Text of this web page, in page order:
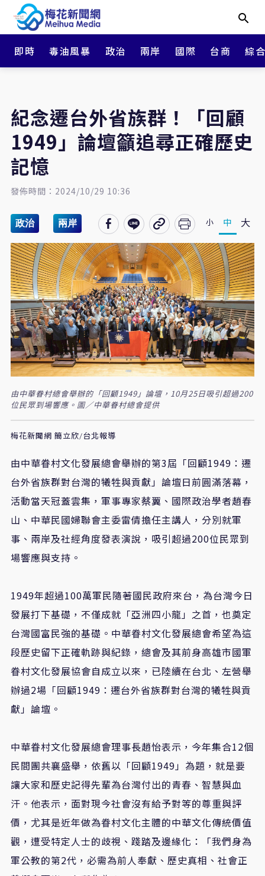
即時 毒油風暴 政治 兩岸 國際 台商 綜
紀念遷台外省族群！「回顧
1949」論壇籲追尋正確歷史
記憶
發佈時間：2024/10/29 10:36
政治 兩岸 小 中 大
由中華眷村總會舉辦的「回顧1949」論壇，10月25日吸引超過200
位民眾到場響應。圖／中華眷村總會提供
梅花新聞網 簡立欣/台北報導
由中華眷村文化發展總會舉辦的第3屆「回顧1949：遷
台外省族群對台灣的犧牲與貢獻」論壇日前圓滿落幕，
活動當天冠蓋雲集，軍事專家蔡翼、國際政治學者趙春
山、中華民國婦聯會主委雷倩擔任主講人，分別就軍
事、兩岸及社經角度發表演說，吸引超過200位民眾到
場響應與支持。
1949年超過100萬軍民隨著國民政府來台，為台灣今日
發展打下基礎，不僅成就「亞洲四小龍」之首，也奠定
台灣國富民強的基礎。中華眷村文化發展總會希望為這
段歷史留下正確軌跡與紀錄，總會及其前身高雄市國軍
眷村文化發展協會自成立以來，已陸續在台北、左營舉
辦過2場「回顧1949：遷台外省族群對台灣的犧牲與貢
獻」論壇。
中華眷村文化發展總會理事長趙怡表示，今年集合12個
民間團共襄盛舉，依舊以「回顧1949」為題，就是要
讓大家和歷史記得先輩為台灣付出的青春、智慧與血
汗。他表示，面對現今社會沒有給予對等的尊重與評
價，尤其是近年做為眷村文化主體的中華文化傳統價值
觀，遭受特定人士的歧視、踐踏及邊緣化：「我們身為
軍公教的第2代，必需為前人奉獻、歷史真相、社會正